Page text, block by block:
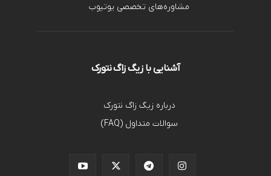
مشاوره‌های تخصصی یوتیوب
آشنایی با زیگ زاگ نتورک
درباره زیگ زاگ نتورک
سوالات متداول (FAQ)